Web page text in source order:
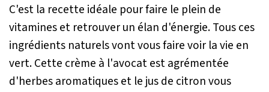
C'est la recette idéale pour faire le plein de
vitamines et retrouver un élan d'énergie. Tous ces
ingrédients naturels vont vous faire voir la vie en
vert. Cette crème à l'avocat est agrémentée
d'herbes aromatiques et le jus de citron vous